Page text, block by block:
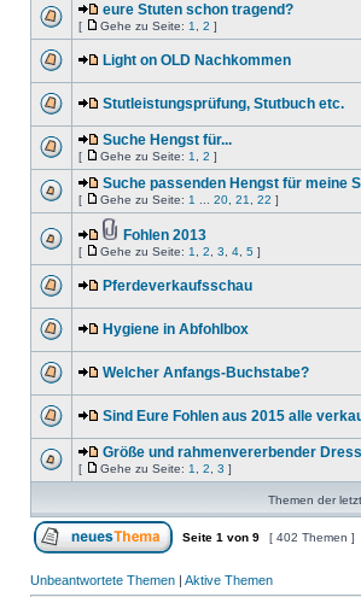
eure Stuten schon tragend?
[ Gehe zu Seite: 1 2 ]
Light on OLD Nachkommen
Stutleistungsprüfung, Stutbuch etc.
Suche Hengst für...
[ Gehe zu Seite: 1 2 ]
Suche passenden Hengst für meine
[ Gehe zu Seite: 1 20 21 22 ]
Fohlen 2013
[ Gehe zu Seite: 1 2 3 4 5 ]
Pferdeverkaufsschau
Hygiene in Abfohlbox
Welcher Anfangs-Buchstabe?
Sind Eure Fohlen aus 2015 alle
Größe und rahmenvererbender
[ Gehe zu Seite: 1 2 3 ]
Themen der
Seite 1 von 9 [ 402 Themen ]
Unbeantwortete Themen | Aktive Themen